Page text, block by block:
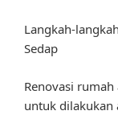
Langkah-
Sedap
Renovasi
untuk dilakukan